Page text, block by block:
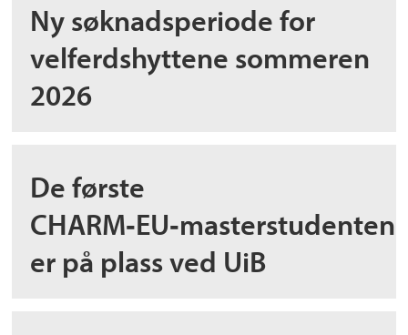
Ny søknadsperiode for
velferdshyttene sommeren
2026
De første
er på plass ved UiB